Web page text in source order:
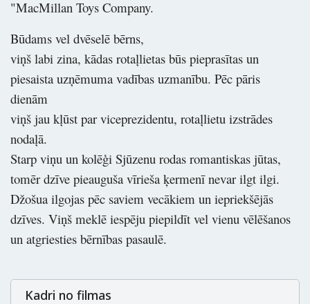
"MacMillan Toys Company.
Būdams vel dvēselē bērns,
viņš labi zina, kādas rotaļlietas būs pieprasītas un
piesaista uzņēmuma vadības uzmanību. Pēc pāris
dienām
viņš jau kļūst par viceprezidentu, rotaļlietu izstrādes
nodaļā.
Starp viņu un kolēģi Sjūzenu rodas romantiskas jūtas,
tomēr dzīve pieauguša vīrieša ķermenī nevar ilgt ilgi.
Džošua ilgojas pēc saviem vecākiem un iepriekšējās
dzīves. Viņš meklē iespēju piepildīt vel vienu vēlēšanos
un atgriesties bērnības pasaulē.
Kadri no filmas